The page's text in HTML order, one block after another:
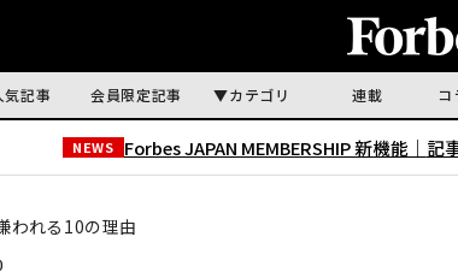
気記事 会員限定記事 カテゴリ 連載 コ
NEWS Forbes JAPAN MEMBERSHIP 新機能｜ 記
われる10の理由